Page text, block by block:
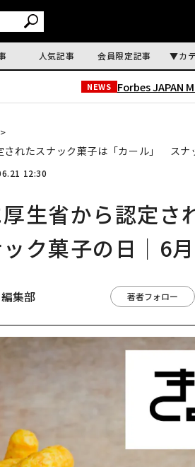
人気記事 会員限定記事 カ
NEWS Forbes JAPAN
されたスナック菓子は「カール」 スナ
12:30
生省から認定さ
ク菓子の日｜6
集部 著者フォロー